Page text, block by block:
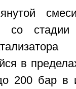
со
в
200 бар в